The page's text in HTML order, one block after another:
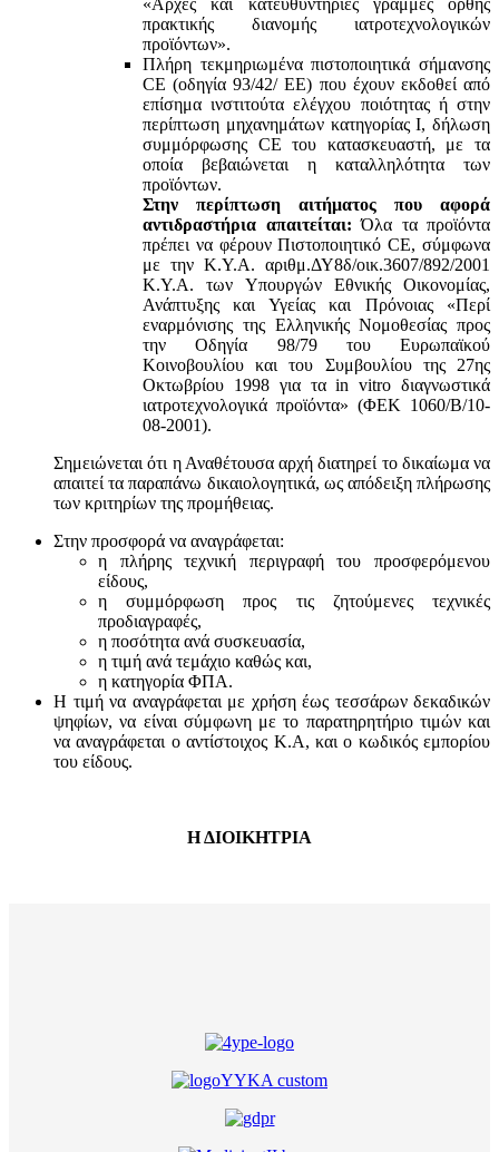
πρακτικής διανομής ιατροτεχνολογικών
προϊόντων».
Πλήρη τεκμηριωμένα πιστοποιητικά σήμανσης
CE (οδηγία 93/42/ ΕΕ) που έχουν εκδοθεί από
επίσημα ινστιτούτα ελέγχου ποιότητας ή στην
περίπτωση μηχανημάτων κατηγορίας Ι, δήλωση
συμμόρφωσης CE του κατασκευαστή, με τα
οποία βεβαιώνεται η καταλληλότητα των
προϊόντων.
Στην περίπτωση αιτήματος που αφορά
αντιδραστήρια απαιτείται: Όλα τα προϊόντα
πρέπει να φέρουν Πιστοποιητικό CE, σύμφωνα
με την Κ.Υ.Α. αριθμ.ΔΥ8δ/οικ.3607/892/2001
Κ.Υ.Α. των Υπουργών Εθνικής Οικονομίας,
Ανάπτυξης και Υγείας και Πρόνοιας «Περί
εναρμόνισης της Ελληνικής Νομοθεσίας προς
την Οδηγία 98/79 του Ευρωπαϊκού
Κοινοβουλίου και του Συμβουλίου της 27ης
Οκτωβρίου 1998 για τα in vitro διαγνωστικά
ιατροτεχνολογικά προϊόντα» (ΦΕΚ 1060/Β/10-
08-2001).
Σημειώνεται ότι η Αναθέτουσα αρχή διατηρεί το δικαίωμα να
απαιτεί τα παραπάνω δικαιολογητικά, ως απόδειξη πλήρωσης
των κριτηρίων της προμήθειας.
Στην προσφορά να αναγράφεται:
η πλήρης τεχνική περιγραφή του προσφερόμενου
είδους,
η συμμόρφωση προς τις ζητούμενες τεχνικές
προδιαγραφές,
η ποσότητα ανά συσκευασία,
η τιμή ανά τεμάχιο καθώς και,
η κατηγορία ΦΠΑ.
Η τιμή να αναγράφεται με χρήση έως τεσσάρων δεκαδικών
ψηφίων, να είναι σύμφωνη με το παρατηρητήριο τιμών και
να αναγράφεται ο αντίστοιχος Κ.Α, και ο κωδικός εμπορίου
του είδους.
Η ΔΙΟΙΚΗΤΡΙΑ